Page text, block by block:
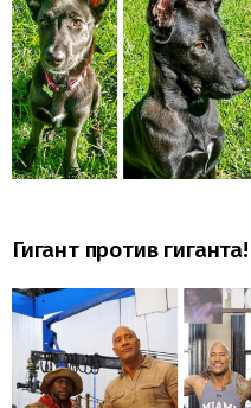
Гигант против гиганта!